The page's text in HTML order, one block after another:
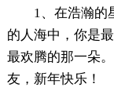
1、在浩瀚的
的人海中，你是
最欢腾的那一朵
友，新年快乐！